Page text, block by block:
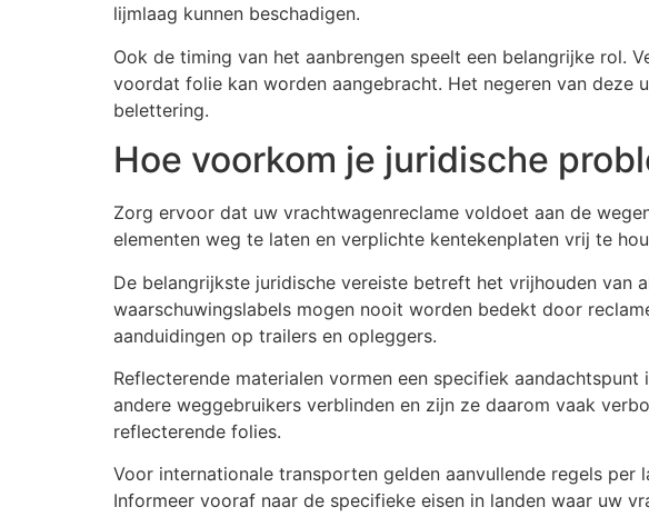
lijmlaag kunnen beschadigen.
Ook de timing van het aanbrengen speelt een belangrijke
voordat folie kan worden aangebracht. Het negeren van
belettering.
Hoe voorkom je juridische
Zorg ervoor dat uw vrachtwagenreclame voldoet aan de
elementen weg te laten en verplichte kentekenplaten vrij te
De belangrijkste juridische vereiste betreft het vrijhouden van
waarschuwingslabels mogen nooit worden bedekt door
aanduidingen op trailers en opleggers.
Reflecterende materialen vormen een specifiek
andere weggebruikers verblinden en zijn ze daarom vaak
reflecterende folies.
Voor internationale transporten gelden aanvullende regels
Informeer vooraf naar de specifieke eisen in landen waar uw